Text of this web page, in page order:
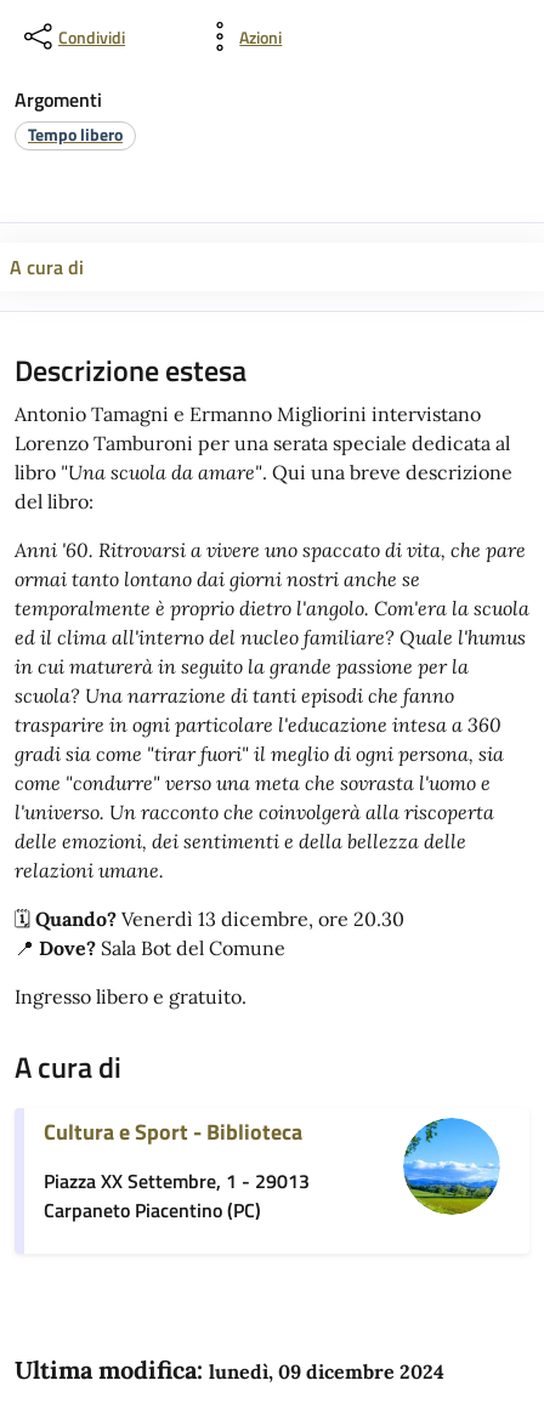
Condividi Azioni
Argomenti
Tempo libero
A cura di
Descrizione estesa
Antonio Tamagni e Ermanno Migliorini intervistano
Lorenzo Tamburoni per una serata speciale dedicata al
libro "Una scuola da amare". Qui una breve descrizione
del libro:
Anni '60. Ritrovarsi a vivere uno spaccato di vita, che pare
ormai tanto lontano dai giorni nostri anche se
temporalmente è proprio dietro l'angolo. Com'era la scuola
ed il clima all'interno del nucleo familiare? Quale l'humus
in cui maturerà in seguito la grande passione per la
scuola? Una narrazione di tanti episodi che fanno
trasparire in ogni particolare l'educazione intesa a 360
gradi sia come "tirar fuori" il meglio di ogni persona, sia
come "condurre" verso una meta che sovrasta l'uomo e
l'universo. Un racconto che coinvolgerà alla riscoperta
delle emozioni, dei sentimenti e della bellezza delle
relazioni umane.
🗓️ Quando? Venerdì 13 dicembre, ore 20.30
📍 Dove? Sala Bot del Comune
Ingresso libero e gratuito.
A cura di
Cultura e Sport - Biblioteca
Piazza XX Settembre, 1 - 29013
Carpaneto Piacentino (PC)
Ultima modifica: lunedì, 09 dicembre 2024